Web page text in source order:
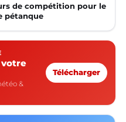
de compétition pour le
pétanque
votre
&
Télécharger